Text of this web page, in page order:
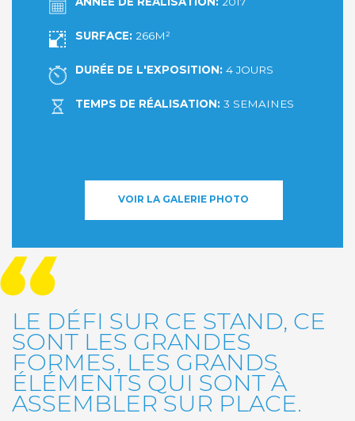
SURFACE: 266M²
DURÉE DE L'EXPOSITION: 4 JOURS
TEMPS DE RÉALISATION: 3 SEMAINES
VOIR LA GALERIE PHOTO
LE DÉFI SUR CE STAND, CE
SONT LES GRANDES
FORMES, LES GRANDS
ÉLÉMENTS QUI SONT À
ASSEMBLER SUR PLACE.